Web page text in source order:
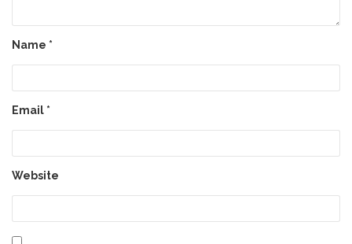
Name *
Email *
Website